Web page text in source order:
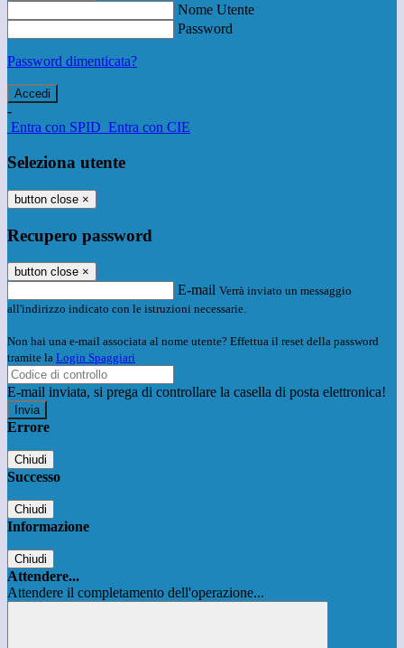
Nome Utente
Password
Password dimenticata?
-
Entra con SPID Entra con CIE
Seleziona utente
button close ×
Recupero password
button close ×
E-mail Verrà inviato un messaggio
all'indirizzo indicato con le istruzioni necessarie.
Non hai una e-mail associata al nome utente? Effettua il reset della password
tramite la Login Spaggiari
E-mail inviata, si prega di controllare la casella di posta elettronica!
Errore
Chiudi
Successo
Chiudi
Informazione
Chiudi
Attendere...
Attendere il completamento dell'operazione...